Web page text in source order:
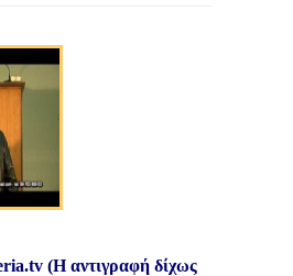
(Η αντιγραφή δίχως